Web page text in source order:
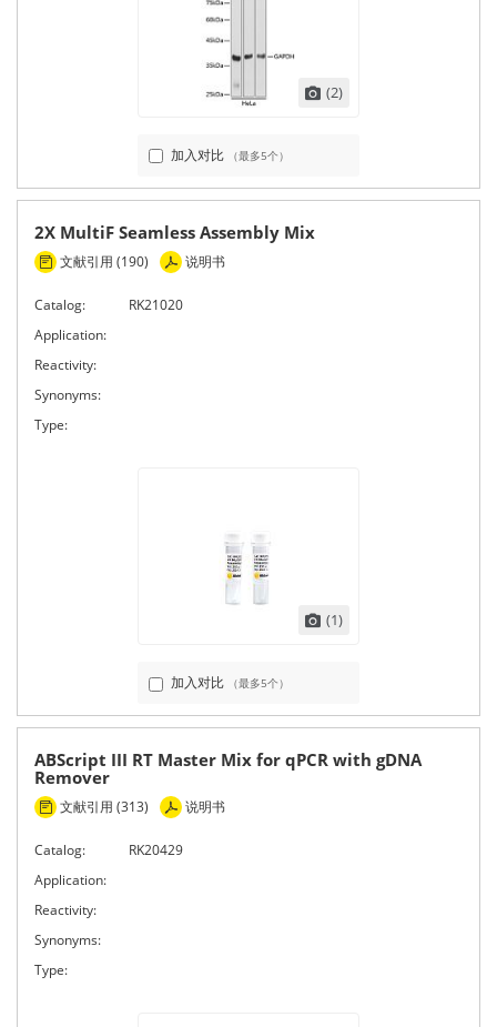
(2)
加入对比 （最多5个）
2X MultiF Seamless Assembly Mix
文献引用 (190) 说明书
Catalog:
RK21020
Application:
Reactivity:
Synonyms:
Type:
(1)
加入对比 （最多5个）
ABScript III RT Master Mix for qPCR with gDNA
Remover
文献引用 (313) 说明书
Catalog:
RK20429
Application:
Reactivity:
Synonyms:
Type: